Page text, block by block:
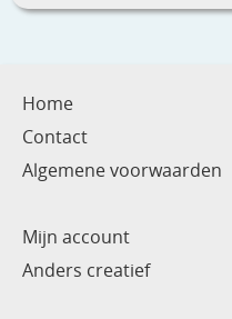
Home
Contact
Algemene voorwaarden
Mijn account
Anders creatief